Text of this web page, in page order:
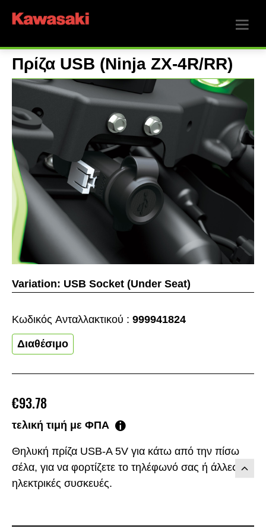
Πρίζα USB (Ninja ZX-4R/RR)
Θηλυκή πρίζα USB-A 5V για κάτω από την πίσω
σέλα, για να φορτίζετε το τηλέφωνό σας ή άλλες
ηλεκτρικές συσκευές.
€93.78
τελική τιμή με ΦΠΑ
Variation: USB Socket (Under Seat)
Κωδικός Aνταλλακτικού : 999941824
Διαθέσιμο